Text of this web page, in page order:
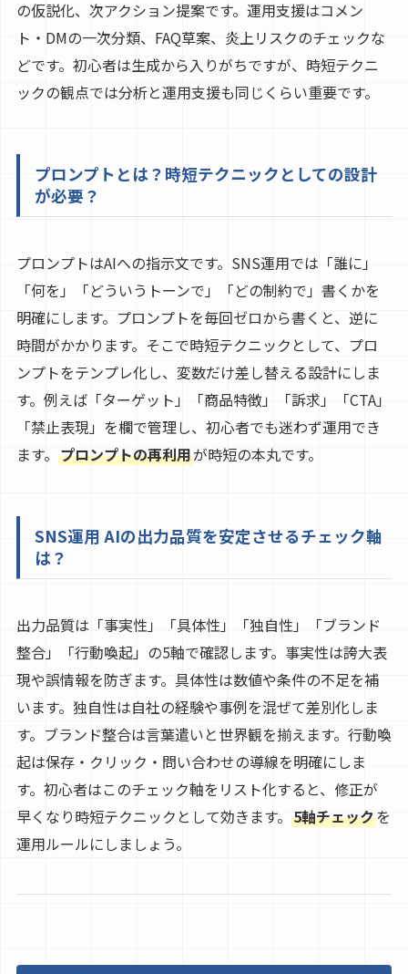
の仮説化、次アクション提案です。運用支援はコメン
ト・DMの一次分類、FAQ草案、炎上リスクのチェックな
どです。初心者は生成から入りがちですが、時短テクニ
ックの観点では分析と運用支援も同じくらい重要です。
プロンプトとは？時短テクニックとしての設計
が必要？
プロンプトはAIへの指示文です。SNS運用では「誰に」
「何を」「どういうトーンで」「どの制約で」書くかを
明確にします。プロンプトを毎回ゼロから書くと、逆に
時間がかかります。そこで時短テクニックとして、プロ
ンプトをテンプレ化し、変数だけ差し替える設計にしま
す。例えば「ターゲット」「商品特徴」「訴求」「CTA」
「禁止表現」を欄で管理し、初心者でも迷わず運用でき
ます。 プロンプトの再利用が時短の本丸です。
SNS運用 AIの出力品質を安定させるチェック軸
は？
出力品質は「事実性」「具体性」「独自性」「ブランド
整合」「行動喚起」の5軸で確認します。事実性は誇大表
現や誤情報を防ぎます。具体性は数値や条件の不足を補
います。独自性は自社の経験や事例を混ぜて差別化しま
す。ブランド整合は言葉遣いと世界観を揃えます。行動喚
起は保存・クリック・問い合わせの導線を明確にしま
す。初心者はこのチェック軸をリスト化すると、修正が
早くなり時短テクニックとして効きます。 5軸チェックを
運用ルールにしましょう。